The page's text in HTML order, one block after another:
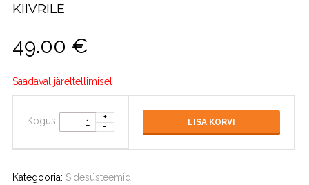
KIIVRILE
49.00 €
Saadaval järeltellimisel
Kogus LISA KORVI
Kategooria: Sidesüsteemid